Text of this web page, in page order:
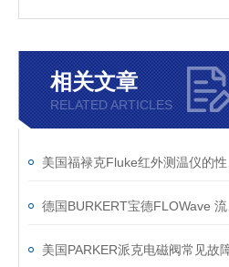
相关文章
RELATED ARTICLES